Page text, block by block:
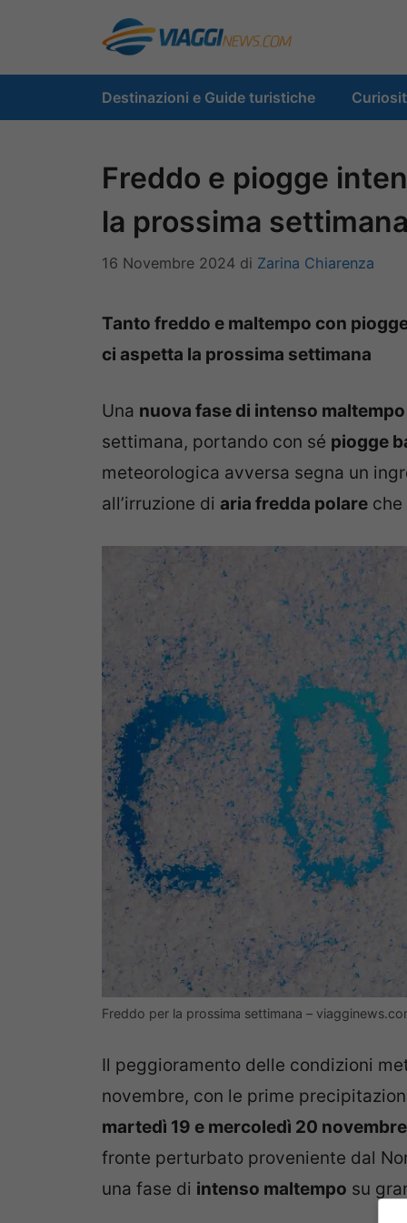
contenuto
Destinazioni e Guide turistiche
Freddo e piogge
la prossima settimana
16 Novembre 2024 di Zarina Chiarenza
Tanto freddo e maltempo con
ci aspetta la prossima settimana
Una nuova fase di intenso maltempo
settimana, portando con sé piogge
meteorologica avversa segna un
all’irruzione di aria fredda polare che
Freddo per la prossima settimana –
Il peggioramento delle condizioni
novembre, con le prime
martedì 19 e mercoledì 20 novembre
fronte perturbato proveniente dal
una fase di intenso maltempo su